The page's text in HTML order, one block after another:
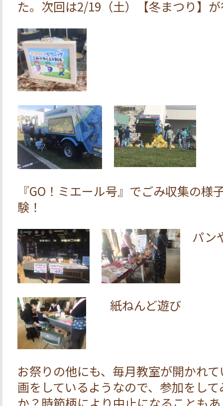
た。次回は2/19（土）【冬まつり】
『GO！ミエール号』でごみ収集の様
験！
パン
紙ねんど遊び
お祭りの他にも、毎月教室が開かれ
画をしているようなので、参加をし